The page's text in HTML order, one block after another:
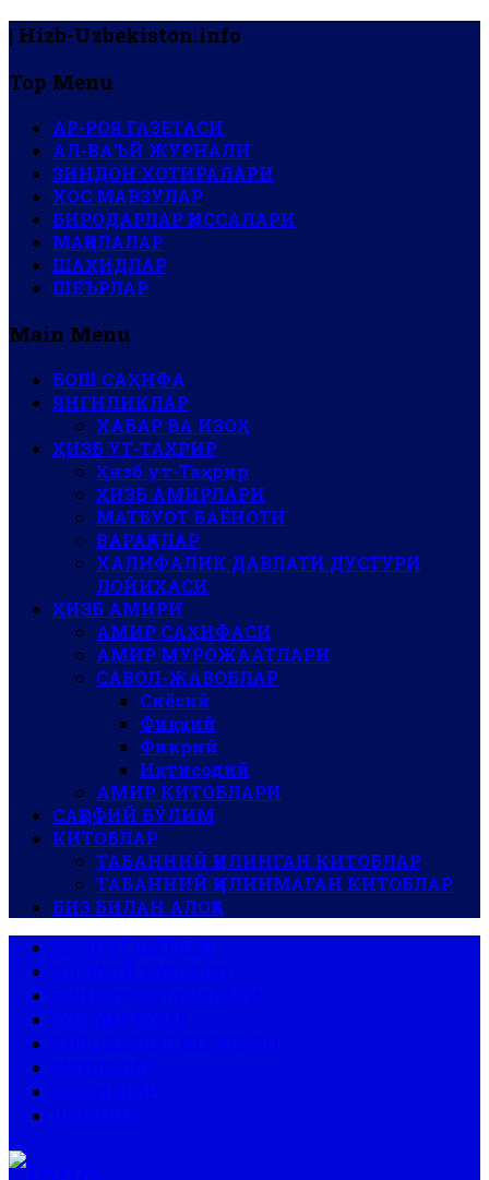
| Hizb-Uzbekiston.info
Top Menu
АР-РОЯ ГАЗЕТАСИ
АЛ-ВАЪЙ ЖУРНАЛИ
ЗИНДОН ХОТИРАЛАРИ
ХОС МАВЗУЛАР
БИРОДАРЛАР ҚИССАЛАРИ
МАҚОЛАЛАР
ШАҲИДЛАР
ШЕЪРЛАР
Main Menu
БОШ САҲИФА
ЯНГИЛИКЛАР
ХАБАР ВА ИЗОҲ
ҲИЗБ УТ-ТАҲРИР
Ҳизб ут-Таҳрир
ҲИЗБ АМИРЛАРИ
МАТБУОТ БАЁНОТИ
ВАРАҚАЛАР
ХАЛИФАЛИК ДАВЛАТИ ДУСТУРИ
ЛОЙИҲАСИ
ҲИЗБ АМИРИ
АМИР САҲИФАСИ
АМИР МУРОЖААТЛАРИ
САВОЛ-ЖАВОБЛАР
Сиёсий
Фиқҳий
Фикрий
Иқтисодий
АМИР КИТОБЛАРИ
САҚОФИЙ БЎЛИМ
КИТОБЛАР
ТАБАННИЙ ҚИЛИНГАН КИТОБЛАР
ТАБАННИЙ ҚИЛИНМАГАН КИТОБЛАР
БИЗ БИЛАН АЛОҚА